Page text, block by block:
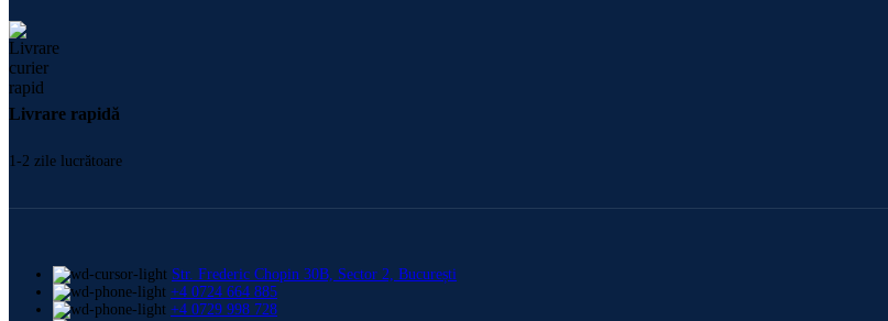
Livrare rapidă
1-2 zile lucrătoare
Str. Frederic Chopin 30B, Sector 2, București
+4 0724 664 885
+4 0729 998 728